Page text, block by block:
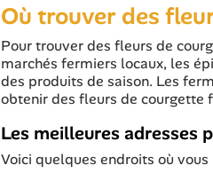
Où trouver des
Pour trouver des fleurs de
marchés fermiers locaux, les
des produits de saison. Les
obtenir des fleurs de courgette
Les meilleures adresses
Voici quelques endroits où